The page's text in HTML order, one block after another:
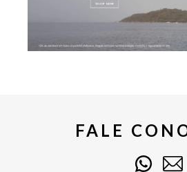
FALE